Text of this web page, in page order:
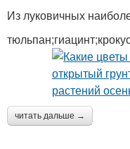
Из луковичных
читать дальше →